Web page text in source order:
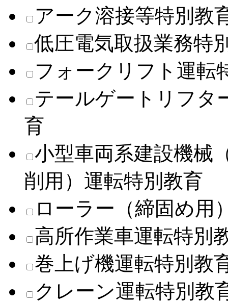
アーク溶接等特別教
低圧電気取扱業務特
フォークリフト運転
テールゲートリフタ
育
小型車両系建設機械
削用）運転特別教育
ローラー（締固め用
高所作業車運転特別
巻上げ機運転特別教
クレーン運転特別教